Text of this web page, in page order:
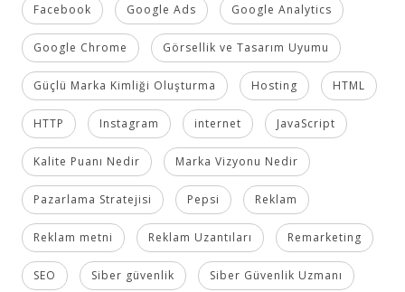
Facebook Google Ads Google Analytics
Google Chrome Görsellik ve Tasarım Uyumu
Güçlü Marka Kimliği Oluşturma Hosting HTML
HTTP Instagram internet JavaScript
Kalite Puanı Nedir Marka Vizyonu Nedir
Pazarlama Stratejisi Pepsi Reklam
Reklam metni Reklam Uzantıları Remarketing
SEO Siber güvenlik Siber Güvenlik Uzmanı